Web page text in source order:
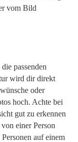
vom Bild
passenden
wird dir direkt
oder
hoch. Achte bei
gut zu erkennen
einer Person
auf einem